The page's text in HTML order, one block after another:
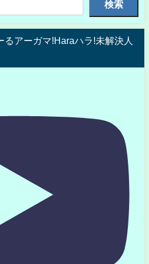
検索
るアーガマ!Haraハラ!未解決人